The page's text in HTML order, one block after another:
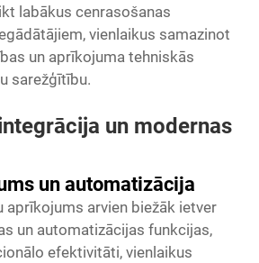
labākus cenrasošanas
vienlaikus samazinot
un aprīkojuma tehniskās
sarežģītību.
un modernas
un automatizācija
aprīkojums arvien biežāk ietver
un automatizācijas funkcijas,
efektivitāti, vienlaikus